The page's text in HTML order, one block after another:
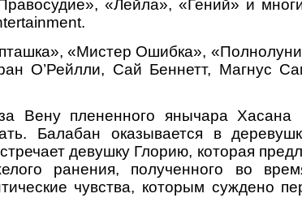
«Лейла», «Гений» и
«Мистер Ошибка»,
О’Рейлли, Сай Беннетт, Магнус
Вену плененного янычара Хасана
Балабан оказывается в
девушку Глорию, которая
ранения, полученного во
чувства, которым суждено